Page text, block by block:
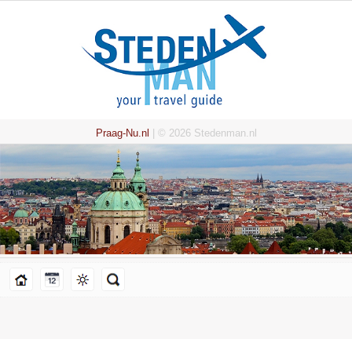
Praag-Nu.nl | © 2026 Stedenman.nl